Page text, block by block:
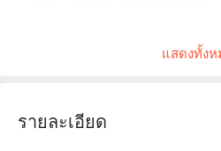
แสดงทั้ง
รายละเอียด